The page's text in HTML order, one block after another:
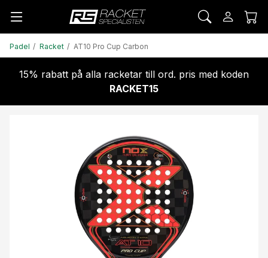
Padel Racket AT10 Pro Cup Carbon
15% rabatt på alla racketar till ord. pris med koden
RACKET15